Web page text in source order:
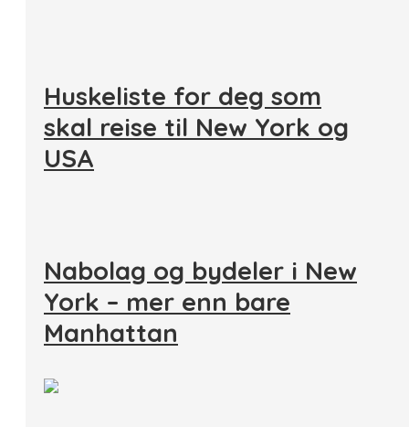
Huskeliste for deg som
skal reise til New York og
USA
Nabolag og bydeler i New
York – mer enn bare
Manhattan